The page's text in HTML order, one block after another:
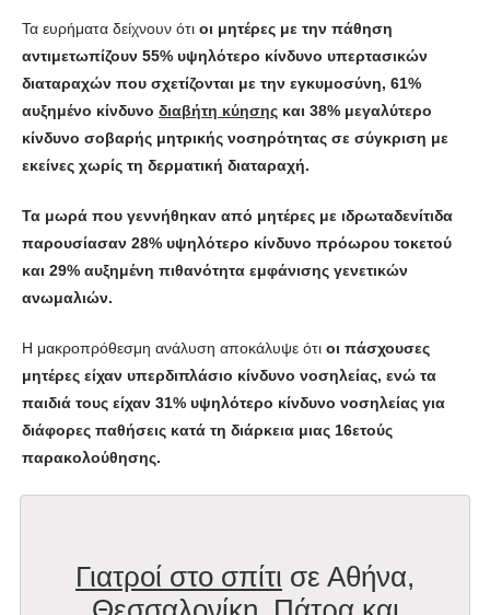
Τα ευρήματα δείχνουν ότι οι μητέρες με την πάθηση
αντιμετωπίζουν 55% υψηλότερο κίνδυνο υπερτασικών
διαταραχών που σχετίζονται με την εγκυμοσύνη, 61%
αυξημένο κίνδυνο διαβήτη κύησης και 38% μεγαλύτερο
κίνδυνο σοβαρής μητρικής νοσηρότητας σε σύγκριση με
εκείνες χωρίς τη δερματική διαταραχή.
Τα μωρά που γεννήθηκαν από μητέρες με ιδρωταδενίτιδα
παρουσίασαν 28% υψηλότερο κίνδυνο πρόωρου τοκετού
και 29% αυξημένη πιθανότητα εμφάνισης γενετικών
ανωμαλιών.
Η μακροπρόθεσμη ανάλυση αποκάλυψε ότι οι πάσχουσες
μητέρες είχαν υπερδιπλάσιο κίνδυνο νοσηλείας, ενώ τα
παιδιά τους είχαν 31% υψηλότερο κίνδυνο νοσηλείας για
διάφορες παθήσεις κατά τη διάρκεια μιας 16ετούς
παρακολούθησης.
Γιατροί στο σπίτι σε Αθήνα,